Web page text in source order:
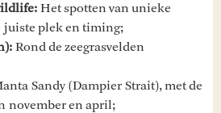
Het spotten van unieke
juiste plek en timing;
Rond de zeegrasvelden
Sandy (Dampier Strait), met de
november en april;